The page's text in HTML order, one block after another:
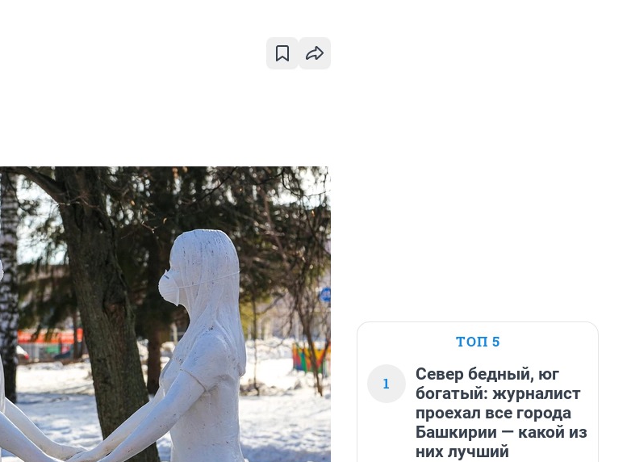
ТОП 5
1
Север бедный, юг
богатый: журналист
проехал все города
Башкирии — какой из
них лучший